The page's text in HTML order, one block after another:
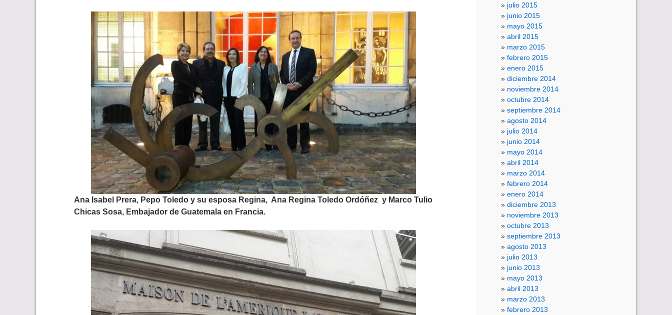
Ana Isabel Prera, Pepo Toledo y su esposa Regina, Ana Regina Toledo Ordóñez y Marco Tulio
Chicas Sosa, Embajador de Guatemala en Francia.
julio 2015
junio 2015
mayo 2015
abril 2015
marzo 2015
febrero 2015
enero 2015
diciembre 2014
noviembre 2014
octubre 2014
septiembre 2014
agosto 2014
julio 2014
junio 2014
mayo 2014
abril 2014
marzo 2014
febrero 2014
enero 2014
diciembre 2013
noviembre 2013
octubre 2013
septiembre 2013
agosto 2013
julio 2013
junio 2013
mayo 2013
abril 2013
marzo 2013
febrero 2013